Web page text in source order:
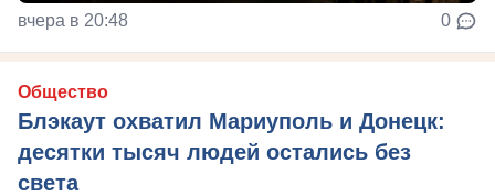
вчера в 20:48 0
Общество
Блэкаут охватил Мариуполь и Донецк:
десятки тысяч людей остались без
света